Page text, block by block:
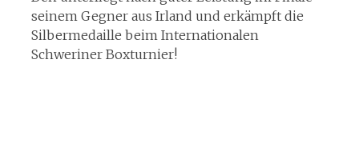
seinem Gegner aus Irland und erkämpft die
Silbermedaille beim Internationalen
Schweriner Boxturnier!